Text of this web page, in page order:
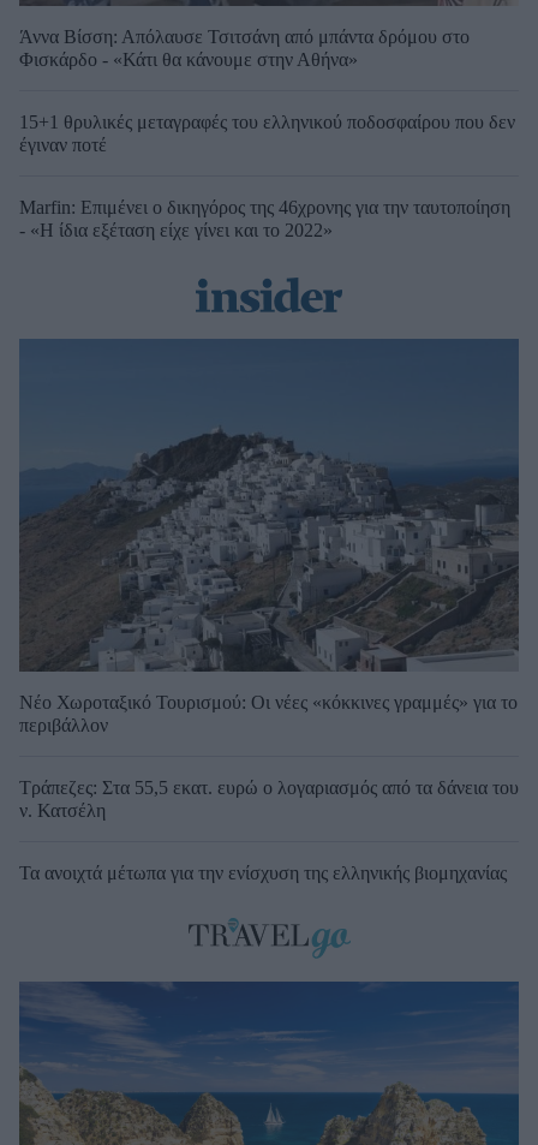
Άννα Βίσση: Απόλαυσε Τσιτσάνη από μπάντα δρόμου στο
Φισκάρδο - «Κάτι θα κάνουμε στην Αθήνα»
15+1 θρυλικές μεταγραφές του ελληνικού ποδοσφαίρου που δεν
έγιναν ποτέ
Marfin: Επιμένει ο δικηγόρος της 46χρονης για την ταυτοποίηση
- «Η ίδια εξέταση είχε γίνει και το 2022»
Νέο Χωροταξικό Τουρισμού: Οι νέες «κόκκινες γραμμές» για το
περιβάλλον
Τράπεζες: Στα 55,5 εκατ. ευρώ ο λογαριασμός από τα δάνεια του
ν. Κατσέλη
Τα ανοιχτά μέτωπα για την ενίσχυση της ελληνικής βιομηχανίας